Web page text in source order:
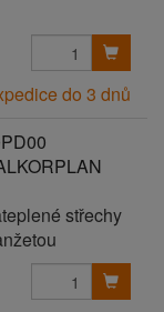
do 3 dnů
střechy